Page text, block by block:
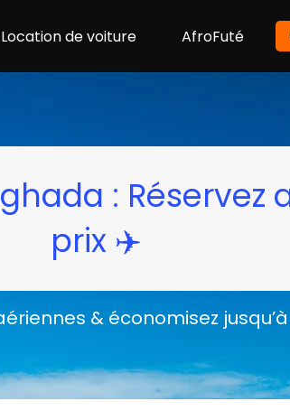
Location de voiture AfroFuté
: Réservez
prix ✈️
& économisez